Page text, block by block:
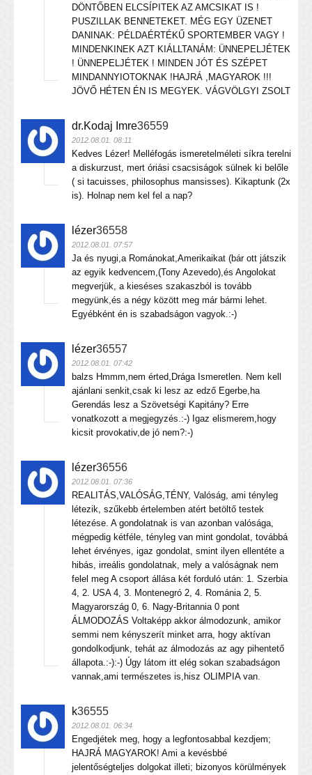
DÖNTŐBEN ELCSÍPITEK AZ AMCSIKAT IS !
PUSZILLAK BENNETEKET. MÉG EGY ÜZENET
DANINAK: PÉLDAÉRTÉKŰ SPORTEMBER VAGY !
MINDENKINEK AZT KIÁLLTANÁM: ÜNNEPELJÉTEK
! ÜNNEPELJÉTEK ! MINDEN JÓT ÉS SZÉPET
MINDANNYIOTOKNAK !HAJRÁ ,MAGYAROK !!!
JÖVŐ HÉTEN ÉN IS MEGYEK. VÁGVÖLGYI ZSOLT
dr.Kodaj Imre36559
2012.08.01. 08:11
Kedves Lézer! Melléfogás ismeretelméleti síkra terelni
a diskurzust, mert óriási csacsiságok sülnek ki belőle
( si tacuisses, philosophus mansisses). Kikaptunk (2x
is). Holnap nem kel fel a nap?
lézer36558
2012.08.01. 07:57
Ja és nyugi,a Románokat,Amerikaikat (bár ott játszik
az egyik kedvencem,(Tony Azevedo),és Angolokat
megverjük, a kieséses szakaszból is tovább
megyünk,és a négy között meg már bármi lehet.
Egyébként én is szabadságon vagyok.:-)
lézer36557
2012.08.01. 07:42
balzs Hmmm,nem érted,Drága Ismeretlen. Nem kell
ajánlani senkit,csak ki lesz az edző Egerbe,ha
Gerendás lesz a Szövetségi Kapitány? Erre
vonatkozott a megjegyzés.:-) Igaz elismerem,hogy
kicsit provokativ,de jó nem?:-)
lézer36556
2012.08.01. 07:36
REALITÁS,VALÓSÁG,TÉNY, Valóság, ami tényleg
létezik, szűkebb értelemben atért betöltő testek
létezése. A gondolatnak is van azonban valósága,
mégpedig kétféle, tényleg van mint gondolat, továbbá
lehet érvényes, igaz gondolat, smint ilyen ellentéte a
hibás, irreális gondolatnak, mely a valóságnak nem
felel meg A csoport állása két forduló után: 1. Szerbia
4, 2. USA 4, 3. Montenegró 2, 4. Románia 2, 5.
Magyarország 0, 6. Nagy-Britannia 0 pont
ÁLMODOZÁS Voltaképp akkor álmodozunk, amikor
semmi nem kényszerít minket arra, hogy aktívan
gondolkodjunk, tehát az álmodozás az agy pihentető
állapota.:-):-) Úgy látom itt elég sokan szabadságon
vannak,ami természetes is,hisz OLIMPIA van.
k36555
2012.08.01. 06:34
Engedjétek meg, hogy a legfontosabbal kezdjem;
HAJRÁ MAGYAROK! Ami a kevésbbé
jelentőségteljes dolgokat illeti; bizonyos körülmények